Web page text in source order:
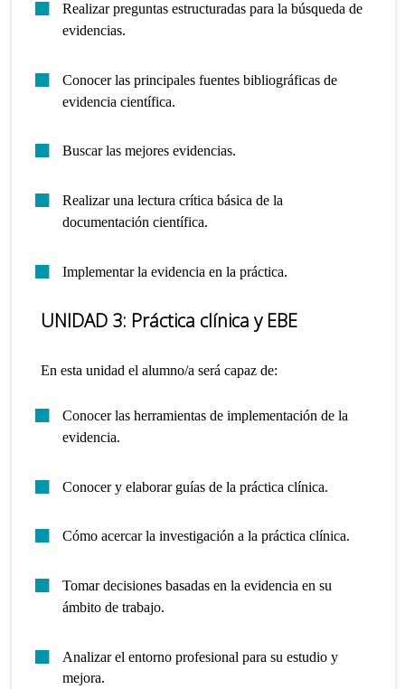
Realizar preguntas estructuradas para la búsqueda de
evidencias.
Conocer las principales fuentes bibliográficas de
evidencia científica.
Buscar las mejores evidencias.
Realizar una lectura crítica básica de la
documentación científica.
Implementar la evidencia en la práctica.
UNIDAD 3: Práctica clínica y EBE
En esta unidad el alumno/a será capaz de:
Conocer las herramientas de implementación de la
evidencia.
Conocer y elaborar guías de la práctica clínica.
Cómo acercar la investigación a la práctica clínica.
Tomar decisiones basadas en la evidencia en su
ámbito de trabajo.
Analizar el entorno profesional para su estudio y
mejora.